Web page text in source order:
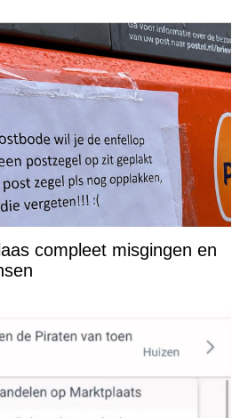
compleet misgingen en